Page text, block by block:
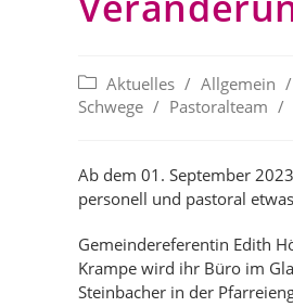
Beitrags-
Kategorie:
Aktuelles / Allgemein /
Schwege / Pastoralteam /
Ab dem 01. September
personell und pastoral
Gemeindereferentin Edith
Krampe wird ihr Büro im
Steinbacher in der